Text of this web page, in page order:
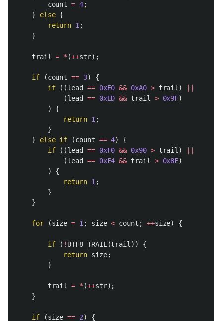
count = 4;
}
else {
return 1 ;
}
trail = * (++str);
if (count == 3)
{
if
((lead == 0xE0 && 0xA0 > trail )
(lead == 0xED && trail > 0x9F)
)
{
return 1 ;
}
}
else if (count == 4)
{
if
((lead == 0xF0 && 0x90 > trail )
(lead == 0xF4 && trail > 0x8F)
)
{
return 1 ;
}
}
for (size = 1 ; size < count ; ++size) {
if ( ! UTF8_TRAIL (trail ))
{
return size;
}
trail = * (++str);
}
if (size == 2)
{